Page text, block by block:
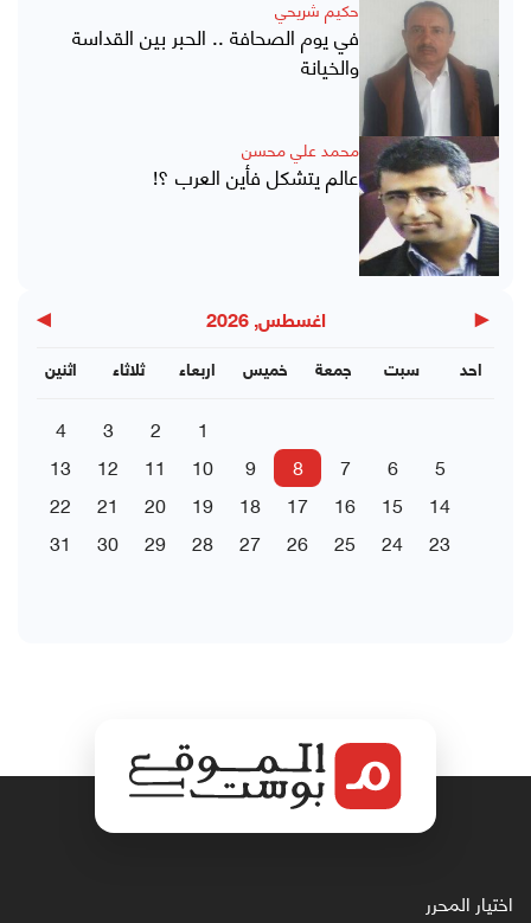
حكيم شريحي
في يوم الصحافة .. الحبر بين القداسة
والخيانة
محمد علي محسن
عالم يتشكل فأين العرب ؟!
◀ اغسطس, 2026 ▶
اثنين ثلاثاء اربعاء خميس جمعة سبت احد
1
2
3
4
5
6
7
8
9
10
11
12
13
14
15
16
17
18
19
20
21
22
23
24
25
26
27
28
29
30
31
اختيار المحرر